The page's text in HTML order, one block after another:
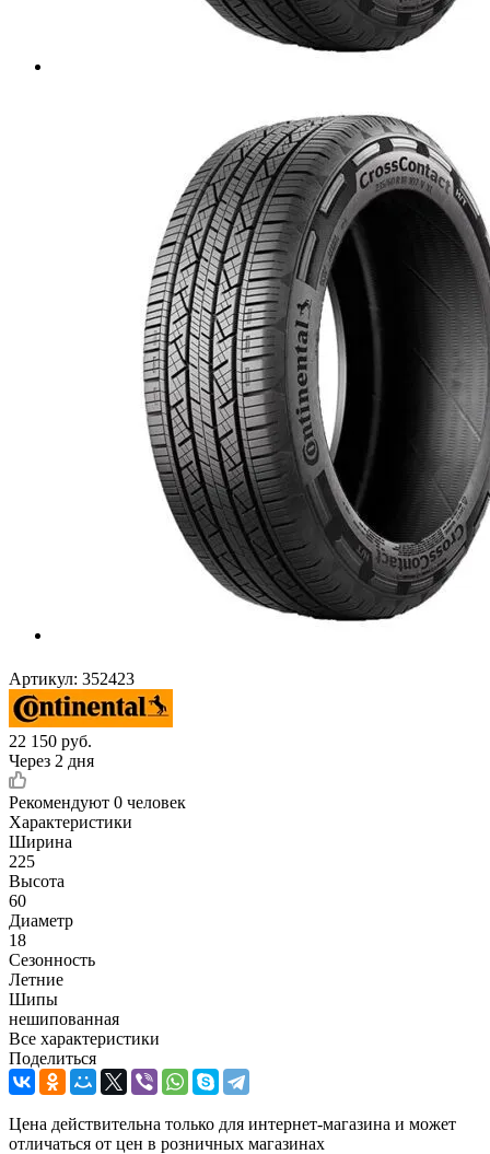
Артикул: 352423
22 150 руб.
Через 2 дня
Рекомендуют 0 человек
Характеристики
Ширина
225
Высота
60
Диаметр
18
Сезонность
Летние
Шипы
нешипованная
Все характеристики
Поделиться
Цена действительна только для интернет-магазина и может
отличаться от цен в розничных магазинах